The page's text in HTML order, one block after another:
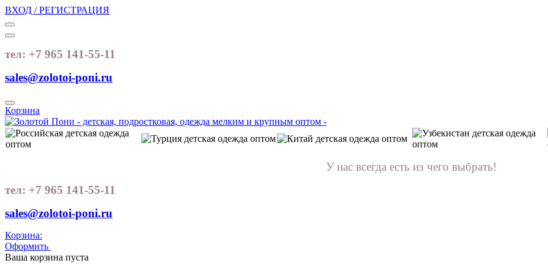
ВХОД / РЕГИСТРАЦИЯ
тел: +7 965 141-55-11
sales@zolotoi-poni.ru
Корзина
У нас всегда есть из чего выбрать!
тел: +7 965 141-55-11
sales@zolotoi-poni.ru
Корзина:
Оформить
Ваша корзина пуста